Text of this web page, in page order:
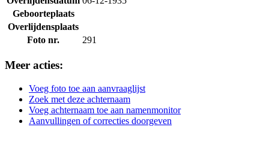
Geboorteplaats
Overlijdensplaats
Foto nr.
291
Meer acties:
Voeg foto toe aan aanvraaglijst
Zoek met deze achternaam
Voeg achternaam toe aan namenmonitor
Aanvullingen of correcties doorgeven